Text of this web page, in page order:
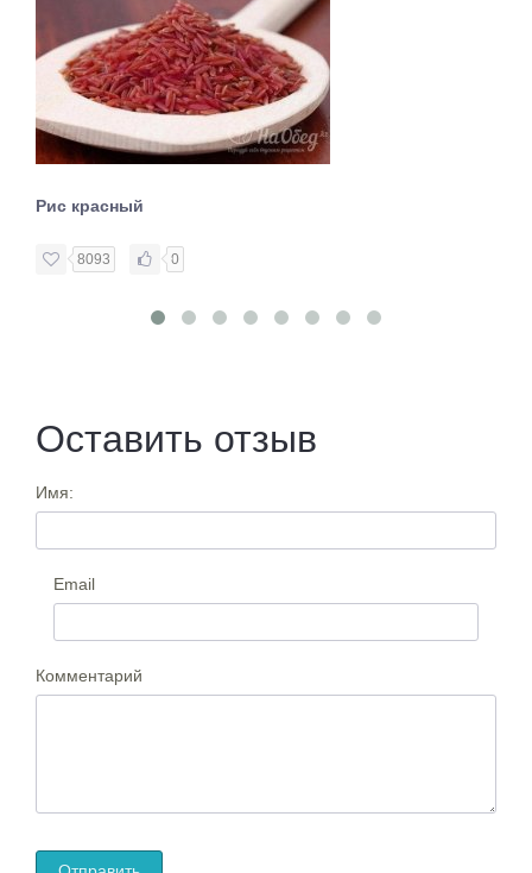
Рис красный
8093 0
Оставить отзыв
Имя:
Email
Комментарий